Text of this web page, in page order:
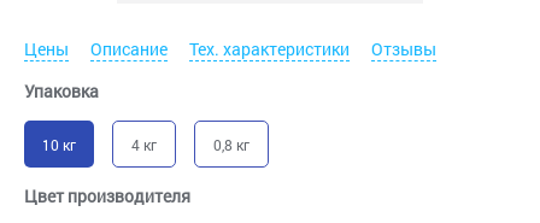
Цены Описание Тех. характеристики
Отзывы
Упаковка
10 кг 4 кг 0,8 кг
Цвет производителя